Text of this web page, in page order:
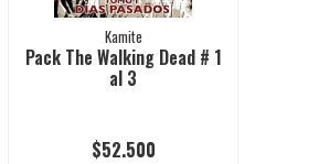
Kamite
Pack The Walking Dead # 1
al 3
$52.500